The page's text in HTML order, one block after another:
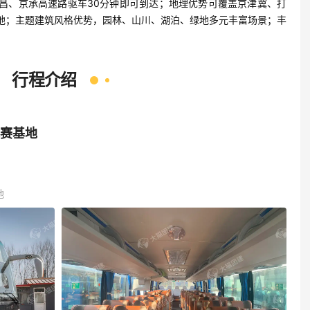
、京承高速路驱车30分钟即可到达；地理优势可覆盖京津冀、打
主题建筑风格优势，园林、山川、湖泊、绿地多元丰富场景；丰
行程介绍
基地